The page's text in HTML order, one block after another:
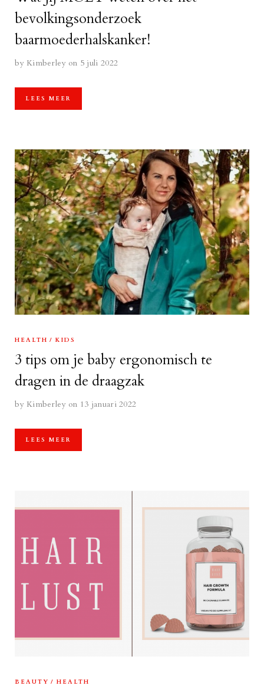
bevolkingsonderzoek
baarmoederhalskanker!
by Kimberley on 5 juli 2022
LEES MEER
HEALTH KIDS
3 tips om je baby ergonomisch te
dragen in de draagzak
by Kimberley on 13 januari 2022
LEES MEER
BEAUTY HEALTH